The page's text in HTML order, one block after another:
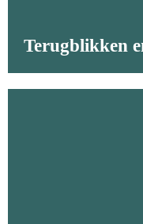
Terugblikken